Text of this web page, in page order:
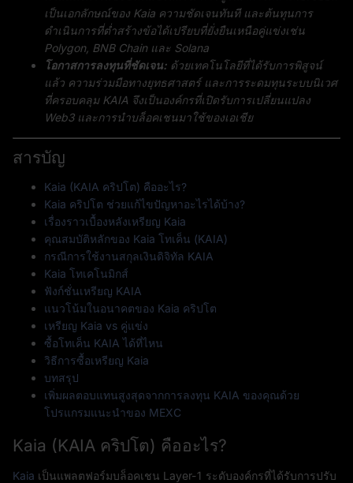
เป็นเอกลักษณ์ของ Kaia ความชัดเจนทันที และต้นทุนการ
ดำเนินการที่ต่ำสร้างข้อได้เปรียบที่ยั่งยืนเหนือคู่แข่งเช่น
Polygon, BNB Chain และ Solana
โอกาสการลงทุนที่ชัดเจน: ด้วยเทคโนโลยีที่ได้รับการพิสูจน์
แล้ว ความร่วมมือทางยุทธศาสตร์ และการระดมทุนระบบนิเวศ
ที่ครอบคลุม KAIA จึงเป็นองค์กรที่เปิดรับการเปลี่ยนแปลง
Web3 และการนำบล็อคเชนมาใช้ของเอเชีย
สารบัญ
Kaia (KAIA คริปโต) คืออะไร?
Kaia คริปโต ช่วยแก้ไขปัญหาอะไรได้บ้าง?
เรื่องราวเบื้องหลังเหรียญ Kaia
คุณสมบัติหลักของ Kaia โทเค็น (KAIA)
กรณีการใช้งานสกุลเงินดิจิทัล KAIA
Kaia โทเคโนมิกส์
ฟังก์ชั่นเหรียญ KAIA
แนวโน้มในอนาคตของ Kaia คริปโต
เหรียญ Kaia vs คู่แข่ง
ซื้อโทเค็น KAIA ได้ที่ไหน
วิธีการซื้อเหรียญ Kaia
บทสรุป
เพิ่มผลตอบแทนสูงสุดจากการลงทุน KAIA ของคุณด้วย
โปรแกรมแนะนำของ MEXC
Kaia (KAIA คริปโต) คืออะไร?
Kaia เป็นแพลตฟอร์มบล็อคเชน Layer-1 ระดับองค์กรที่ได้รับการปรับ